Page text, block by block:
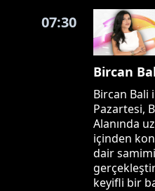
07:30
Bircan
Bircan Bali
Pazartesi,
Alanında
içinden
dair
keyifli bir